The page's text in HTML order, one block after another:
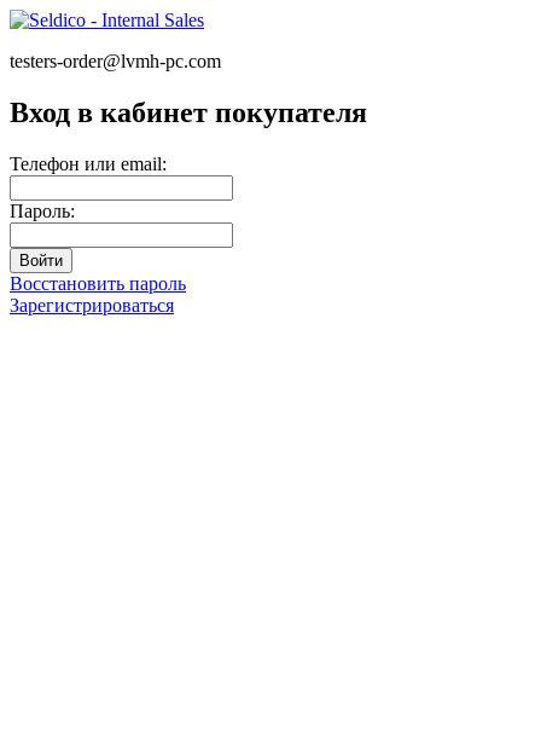
testers-order@lvmh-pc.com
Вход в кабинет покупателя
Телефон или email:
Пароль:
Восстановить пароль
Зарегистрироваться